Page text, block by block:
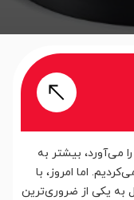
را می‌آورد، بیشتر به
اما امروز، با
به یکی از ضروری‌ترین